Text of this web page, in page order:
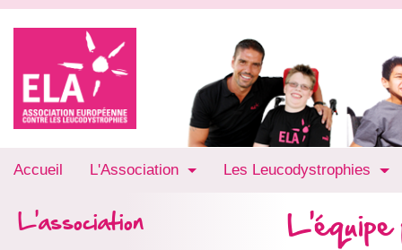
Accueil L'Association Les Leucodystrophies
L'association